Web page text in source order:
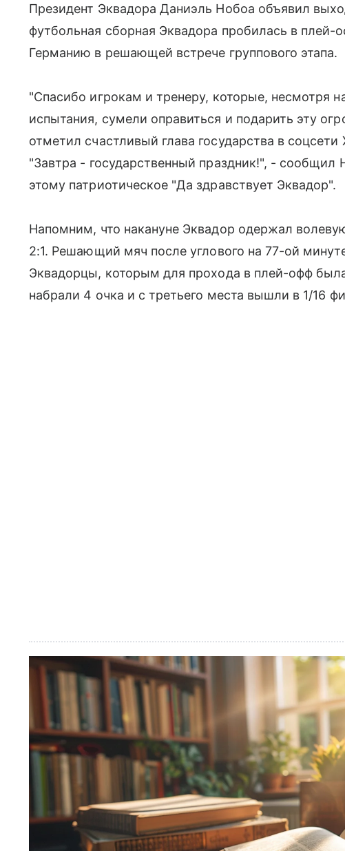
Президент Эквадора Даниэль Нобоа объявил
футбольная сборная Эквадора пробилась в
Германию в решающей встрече группового этапа.
"Спасибо игрокам и тренеру, которые, несмотря
испытания, сумели оправиться и подарить эту
отметил счастливый глава государства в
"Завтра - государственный праздник!", - сообщил
этому патриотическое "Да здравствует Эквадор".
Напомним, что накануне Эквадор одержал
2:1. Решающий мяч после углового на 77-ой
Эквадорцы, которым для прохода в плей-офф
набрали 4 очка и с третьего места вышли в 1/16